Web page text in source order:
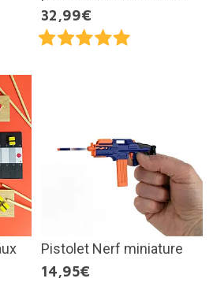
32,99€
Pistolet Nerf miniature
14,95€